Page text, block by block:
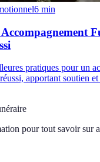
6 min
pratiques pour un
apportant soutien
pour tout savoir sur